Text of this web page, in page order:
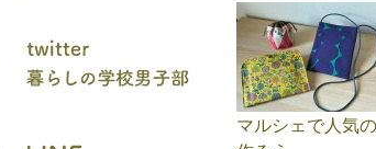
マルシェで人気